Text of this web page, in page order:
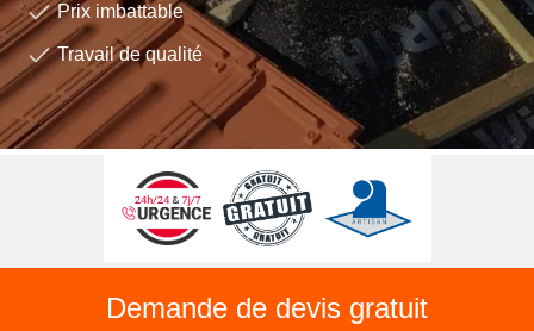
Prix imbattable
Travail de qualité
Demande de devis gratuit